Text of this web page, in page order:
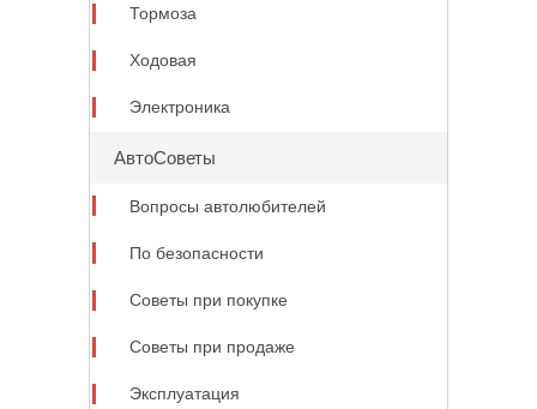
Тормоза
Ходовая
Электроника
АвтоСоветы
Вопросы автолюбителей
По безопасности
Советы при покупке
Советы при продаже
Эксплуатация